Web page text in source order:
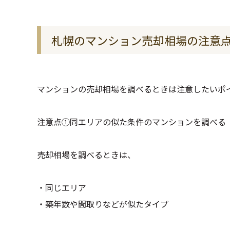
札幌のマンション売却相場の注意
マンションの売却相場を調べるときは注意したいポ
注意点①同エリアの似た条件のマンションを調べる
売却相場を調べるときは、
・同じエリア
・築年数や間取りなどが似たタイプ